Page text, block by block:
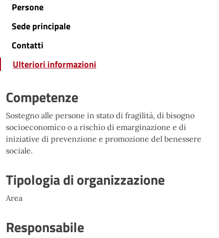
Persone
Sede principale
Contatti
Ulteriori informazioni
Competenze
Sostegno alle persone in stato di fragilità, di bisogno
socioeconomico o a rischio di emarginazione e di
iniziative di prevenzione e promozione del benessere
sociale.
Tipologia di organizzazione
Area
Responsabile